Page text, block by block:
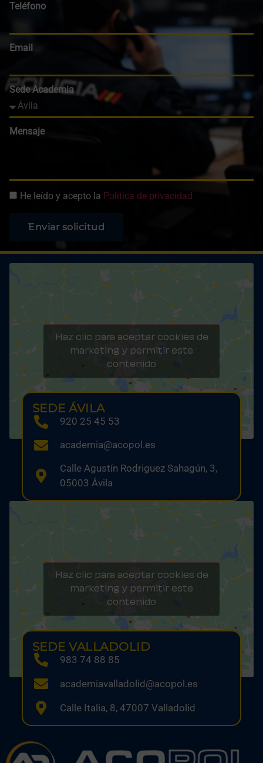
Teléfono
Email
Sede Academia
Mensaje
He leído y acepto la Política de privacidad
Enviar solicitud
Haz clic para aceptar cookies de
marketing y permitir este
contenido
SEDE ÁVILA
920 25 45 53
academia@acopol.es
Calle Agustín Rodriguez Sahagún, 3,
05003 Ávila
Haz clic para aceptar cookies de
marketing y permitir este
contenido
SEDE VALLADOLID
983 74 88 85
academiavalladolid@acopol.es
Calle Italia, 8, 47007 Valladolid